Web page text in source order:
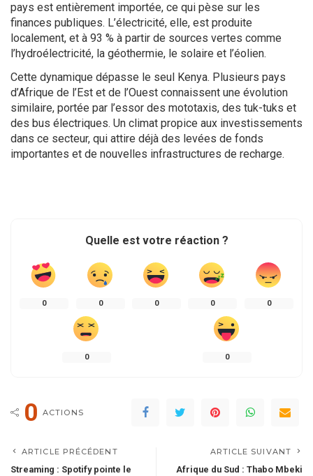
pays est entièrement importée, ce qui pèse sur les
finances publiques. L’électricité, elle, est produite
localement, et à 93 % à partir de sources vertes comme
l’hydroélectricité, la géothermie, le solaire et l’éolien.
Cette dynamique dépasse le seul Kenya. Plusieurs pays
d’Afrique de l’Est et de l’Ouest connaissent une évolution
similaire, portée par l’essor des mototaxis, des tuk-tuks et
des bus électriques. Un climat propice aux investissements
dans ce secteur, qui attire déjà des levées de fonds
importantes et de nouvelles infrastructures de recharge.
Quelle est votre réaction ?
0 0 0 0 0
0 0
0 ACTIONS
ARTICLE PRÉCÉDENT
Streaming : Spotify pointe le
ARTICLE SUIVANT
Afrique du Sud : Thabo Mbeki